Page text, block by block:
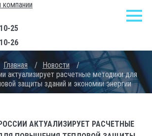
25
26
Главная / Новости
/
актуализирует расчетные методики для
защиты зданий и экономии энергии
АКТУАЛИЗИРУЕТ РАСЧЕТНЫЕ